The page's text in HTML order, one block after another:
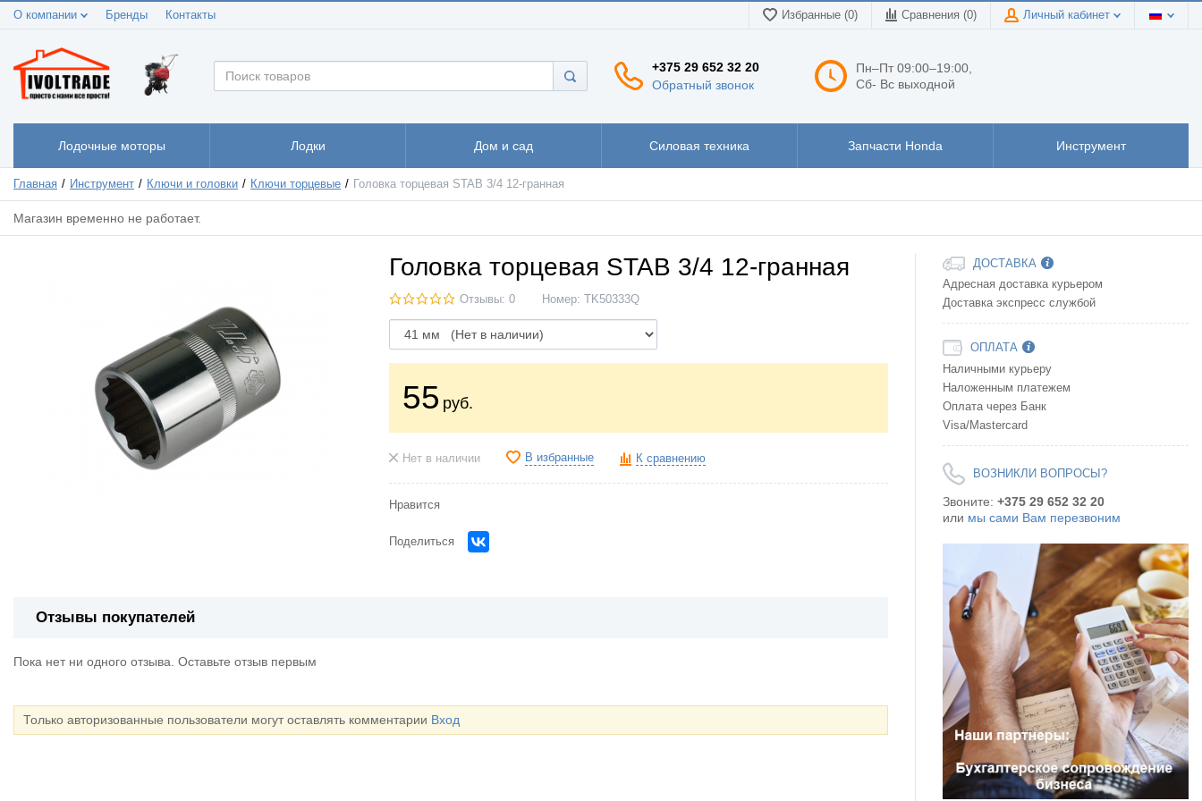
О компании Бренды Контакты Избранные (0) Сравнения (0) Личный кабинет
+375 29 652 32 20
Обратный звонок
Пн–Пт 09:00–19:00,
Сб- Вс выходной
Лодочные моторы Лодки Дом и сад Силовая техника Запчасти Honda Инструмент
Главная Инструмент Ключи и головки Ключи торцевые Головка торцевая STAB 3/4 12-гранная
Магазин временно не работает.
Головка торцевая STAB 3/4 12-гранная
Отзывы: 0 Номер: TK50333Q
55 руб.
Нет в наличии В избранные К сравнению
Нравится
Поделиться
Отзывы покупателей
Пока нет ни одного отзыва. Оставьте отзыв первым
Только авторизованные пользователи могут оставлять комментарии Вход
ДОСТАВКА
Адресная доставка курьером
Доставка экспресс службой
ОПЛАТА
Наличными курьеру
Наложенным платежем
Оплата через Банк
Visa/Mastercard
ВОЗНИКЛИ ВОПРОСЫ?
Звоните: +375 29 652 32 20
или мы сами Вам перезвоним